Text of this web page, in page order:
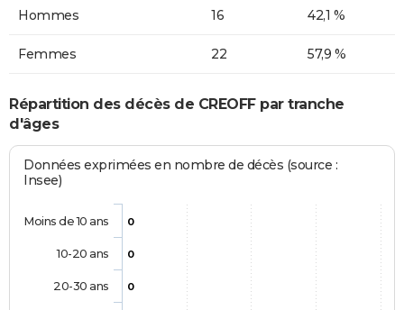
Hommes 16 42,1 %
Femmes 22 57,9 %
Répartition des décès de CREOFF par tranche
d'âges
Données exprimées en nombre de décès (source :
Insee)
0
0
0
Moins de 10 ans
10-20 ans
20-30 ans